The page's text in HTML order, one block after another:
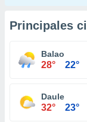
Principales
Balao
28° 22°
Daule
32° 23°